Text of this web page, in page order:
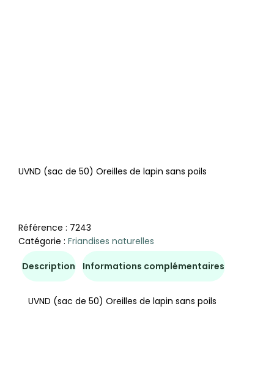
UVND (sac de 50) Oreilles de lapin sans poils
Référence : 7243
Catégorie : Friandises naturelles
Description Informations complémentaires
UVND (sac de 50) Oreilles de lapin sans poils